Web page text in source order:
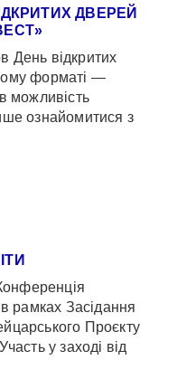
ДВЕРЕЙ
День відкритих
форматі —
можливість
ознайомитися з
в рамках Засідання
Проєкту
у заході від